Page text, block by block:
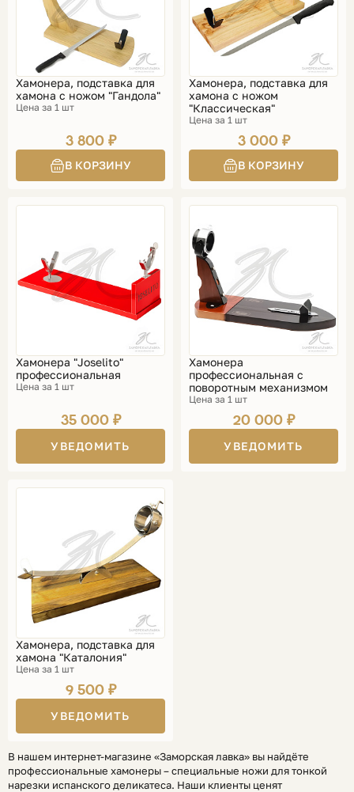
Хамонера, подставка для
хамона с ножом "Гандола"
Цена за 1 шт
3 800 ₽
Хамонера, подставка для
хамона с ножом
"Классическая"
Цена за 1 шт
3 000 ₽
Хамонера "Joselito"
профессиональная
Цена за 1 шт
35 000 ₽
УВЕДОМИТЬ
Хамонера
профессиональная с
поворотным механизмом
Цена за 1 шт
20 000 ₽
УВЕДОМИТЬ
Хамонера, подставка для
хамона "Каталония"
Цена за 1 шт
9 500 ₽
УВЕДОМИТЬ
В нашем интернет-магазине «Заморская лавка» вы найдёте
профессиональные хамонеры – специальные ножи для тонкой
нарезки испанского деликатеса. Наши клиенты ценят